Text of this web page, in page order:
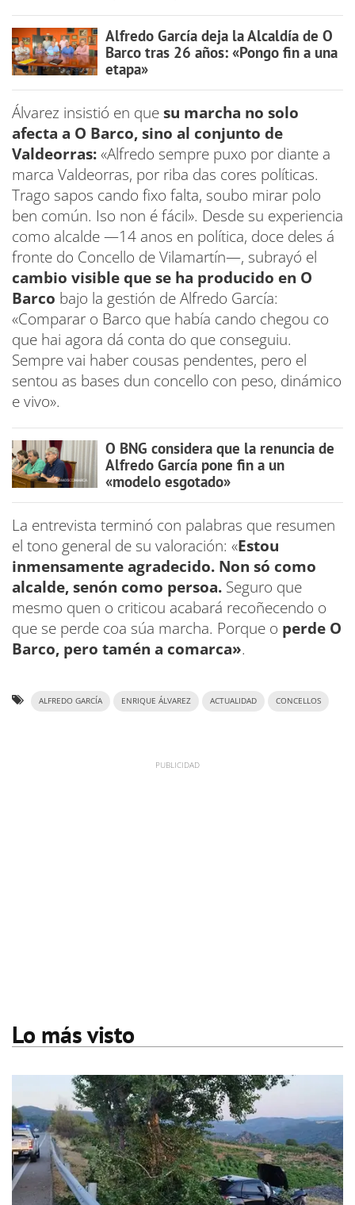
Alfredo García deja la Alcaldía de O
Barco tras 26 años: «Pongo fin a una
etapa»
Álvarez insistió en quesu marcha no solo
afecta a O Barco, sino al conjunto de
Valdeorras:«Alfredo sempre puxo por diante a
marca Valdeorras, por riba das cores políticas.
Trago sapos cando fixo falta, soubo mirar polo
ben común. Iso non é fácil». Desde su experiencia
como alcalde —14 anos en política, doce deles á
fronte do Concello de Vilamartín—, subrayó el
cambio visible que se ha producido en O
Barco bajo la gestión de Alfredo García:
«Comparar o Barco que había cando chegou co
que hai agora dá conta do que conseguiu.
Sempre vai haber cousas pendentes, pero el
sentou as bases dun concello con peso, dinámico
e vivo».
O BNG considera que la renuncia de
Alfredo García pone fin a un
«modelo esgotado»
La entrevista terminó con palabras que resumen
el tono general de su valoración: «Estou
inmensamente agradecido. Non só como
alcalde, senón como persoa. Seguro que
mesmo quen o criticou acabará recoñecendo o
que se perde coa súa marcha. Porque o perde O
Barco, pero tamén a comarca».
ALFREDO GARCÍA ENRIQUE ÁLVAREZ ACTUALIDAD CONCELLOS
Lo más visto